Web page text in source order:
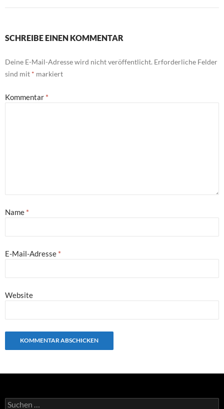
SCHREIBE EINEN KOMMENTAR
Deine E-Mail-Adresse wird nicht veröffentlicht. Erforderliche Felder
sind mit * markiert
Kommentar *
Name *
E-Mail-Adresse *
Website
Suchen